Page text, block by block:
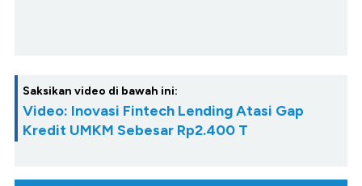
Saksikan video di bawah ini:
Video: Inovasi Fintech Lending Atasi Gap
Kredit UMKM Sebesar Rp2.400 T